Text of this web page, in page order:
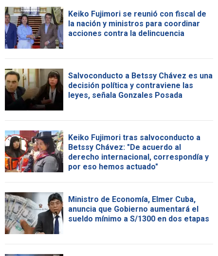
Keiko Fujimori se reunió con fiscal de
la nación y ministros para coordinar
acciones contra la delincuencia
Salvoconducto a Betssy Chávez es una
decisión política y contraviene las
leyes, señala Gonzales Posada
Keiko Fujimori tras salvoconducto a
Betssy Chávez: "De acuerdo al
derecho internacional, correspondía y
por eso hemos actuado"
Ministro de Economía, Elmer Cuba,
anuncia que Gobierno aumentará el
sueldo mínimo a S/1300 en dos etapas